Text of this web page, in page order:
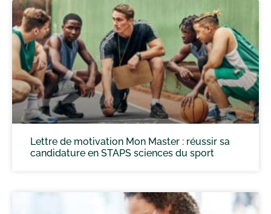
Lettre de motivation Mon Master : réussir sa
candidature en STAPS sciences du sport